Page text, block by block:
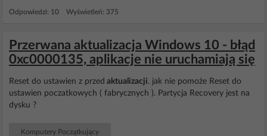
Odpowiedzi: 10 Wyświetleń: 375
Przerwana aktualizacja Windows 10 - błąd
0xc0000135, aplikacje nie uruchamiają się
Reset do ustawien z przed aktualizacji. jak nie pomoże Reset do
ustawien poczatkowych ( fabrycznych ). Partycja Recovery jest na
dysku ?
Komputery Początkujący